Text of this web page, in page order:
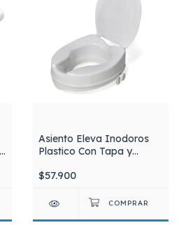
Asiento Eleva Inodoros
Plastico Con Tapa y
JL669B
$57.900